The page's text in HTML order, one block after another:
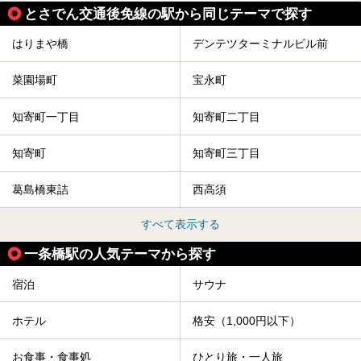
とさでん交通後免線の駅から同じテーマで探す
はりまや橋 デンテツターミナルビル前
菜園場町 宝永町
知寄町一丁目 知寄町二丁目
知寄町 知寄町三丁目
葛島橋東詰 西高須
すべて表示する
一条橋駅の人気テーマから探す
宿泊 サウナ
ホテル 格安（1,000円以下）
お食事・食事処 ひとり旅・一人旅